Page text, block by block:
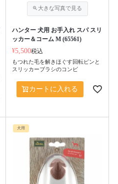
ハンター 犬用 お手入れ スパ スリ
ッカー＆コーム M (65561)
¥5,500税込
もつれた毛を解きほぐす回転ピンと
スリッカーブラシのコンビ
カートに入れる
犬用